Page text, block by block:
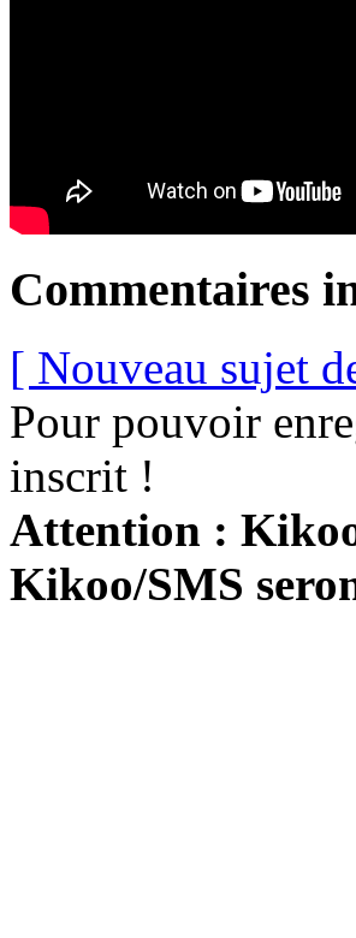
Commentaires
[ Nouveau sujet
Pour pouvoir
inscrit !
Attention :
Kikoo/SMS